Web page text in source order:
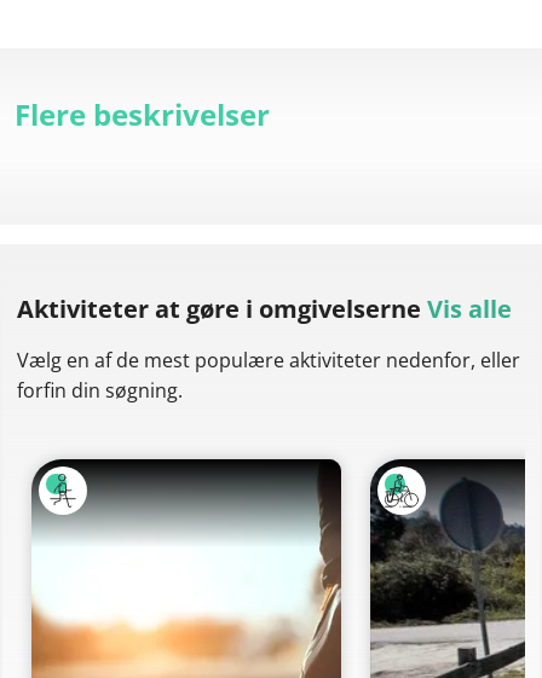
Flere beskrivelser
Aktiviteter at gøre i omgivelserne Vis alle
Vælg en af de mest populære aktiviteter nedenfor, eller
forfin din søgning.